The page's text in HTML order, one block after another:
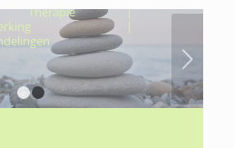
Therapie |
|
Volgende
1 2